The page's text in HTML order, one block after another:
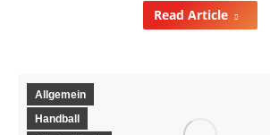
Read Article
Allgemein
Handball